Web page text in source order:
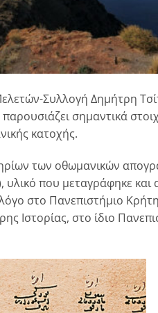
Συλλογή Δημήτρη
σημαντικά
κατοχής.
των οθωμανικών
που μεταγράφηκε και
στο Πανεπιστήμιο
Ιστορίας, στο ίδιο